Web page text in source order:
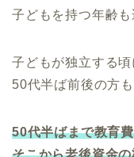
子どもを持つ年齢も
子どもが独立する頃
50代半ば前後の方も
50代半ばまで教育
そこから老後資金